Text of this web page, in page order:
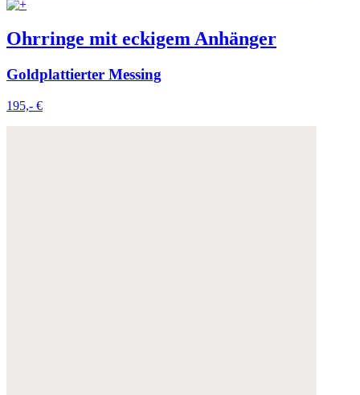
Ohrringe mit eckigem Anhänger
Goldplattierter Messing
195,- €